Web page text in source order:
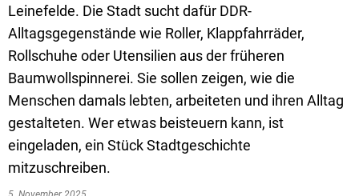
Leinefelde. Die Stadt sucht dafür DDR-
Alltagsgegenstände wie Roller, Klappfahrräder,
Rollschuhe oder Utensilien aus der früheren
Baumwollspinnerei. Sie sollen zeigen, wie die
Menschen damals lebten, arbeiteten und ihren Alltag
gestalteten. Wer etwas beisteuern kann, ist
eingeladen, ein Stück Stadtgeschichte
mitzuschreiben.